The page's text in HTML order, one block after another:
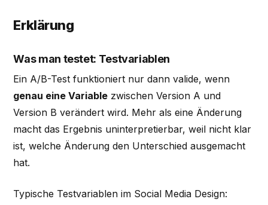
Erklärung
Was man testet: Testvariablen
Ein A/B-Test funktioniert nur dann valide, wenn
genau eine Variable zwischen Version A und
Version B verändert wird. Mehr als eine Änderung
macht das Ergebnis uninterpretierbar, weil nicht klar
ist, welche Änderung den Unterschied ausgemacht
hat.
Typische Testvariablen im Social Media Design: